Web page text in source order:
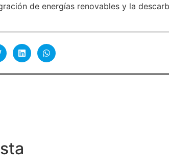
de energías renovables y la